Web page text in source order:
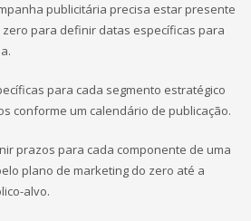
publicitária precisa estar presente
para definir datas específicas para
para cada segmento estratégico
conforme um calendário de publicação.
prazos para cada componente de uma
plano de marketing do zero até a
alvo.